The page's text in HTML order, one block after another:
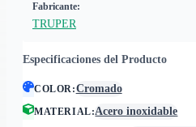
Fabricante:
TRUPER
Especificaciones del Producto
COLOR:Cromado
MATERIAL:Acero inoxidable